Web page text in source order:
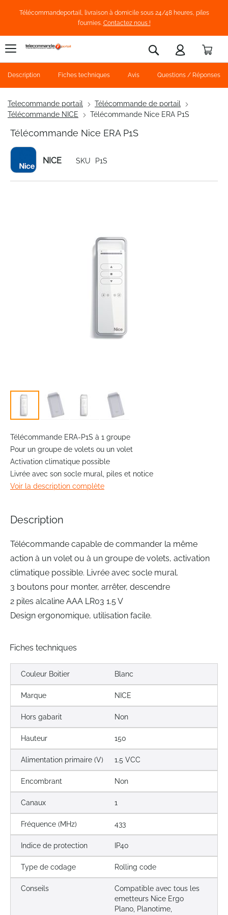
Télécommandeportail, livraison à domicile sous 24/48 heures, piles
fournies. Contactez nous !
Rechercher
Telecommande portail
Télécommande de portail
Télécommande NICE
Télécommande Nice ERA P1S
Télécommande Nice ERA P1S
NICE SKU P1S
to
the
beginning
of
the
images
Télécommande ERA-P1S à 1 groupe
Pour un groupe de volets ou un volet
Activation climatique possible
Livrée avec son socle mural, piles et notice
Voir la description complète
Description Fiches techniques Avis Questions / Réponses
Description
Télécommande capable de commander la même
action à un volet ou à un groupe de volets, activation
climatique possible. Livrée avec socle mural.
3 boutons pour monter, arrêter, descendre
2 piles alcaline AAA LR03 1.5 V
Design ergonomique, utilisation facile.
Fiches techniques
Couleur Boitier Blanc
Marque NICE
Hors gabarit Non
Hauteur 150
Alimentation primaire (V) 1.5 VCC
Encombrant Non
Canaux 1
Fréquence (MHz) 433
Indice de protection IP40
Type de codage Rolling code
Conseils
Compatible avec tous les
emetteurs Nice Ergo
Plano, Planotime,